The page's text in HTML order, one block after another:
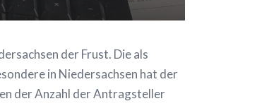
der Frust. Die als
in Niedersachsen hat der
der Anzahl der Antragsteller